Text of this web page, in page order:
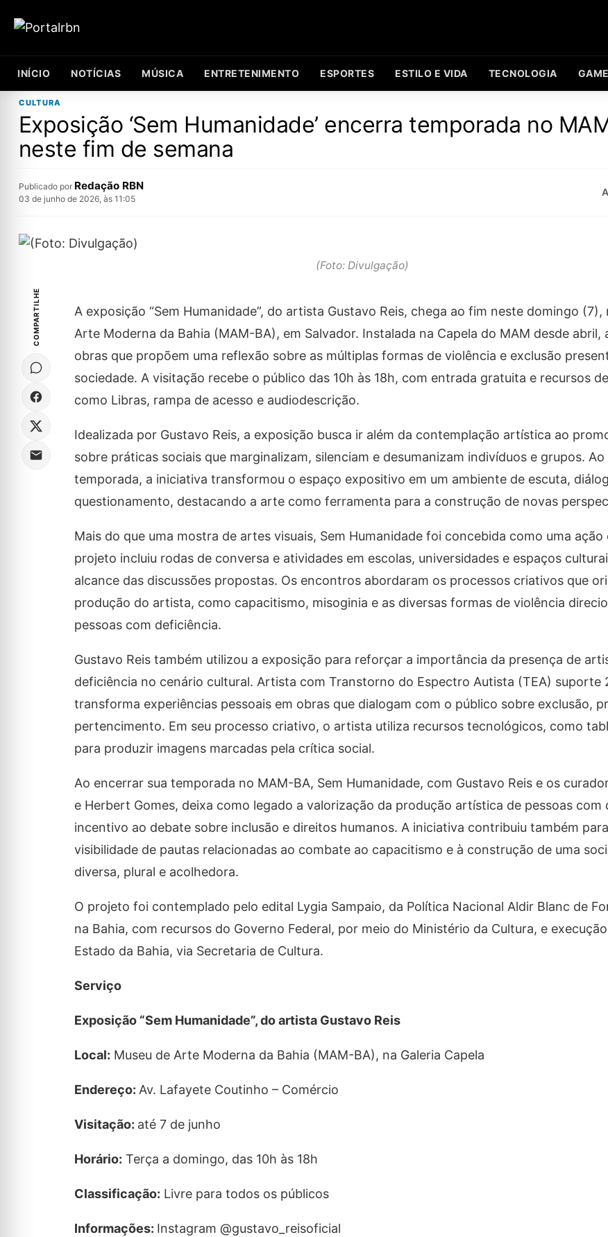
INÍCIO NOTÍCIAS MÚSICA ENTRETENIMENTO ESPORTES ESTILO E VIDA TECNOLOGIA
CULTURA
Exposição ‘Sem Humanidade’ encerra temporada no
neste fim de semana
Publicado por Redação RBN
03 de junho de 2026, às 11:05
(Foto: Divulgação)
COMPARTILHE
A exposição “Sem Humanidade”, do artista Gustavo Reis, chega ao fim neste domingo (7),
Arte Moderna da Bahia (MAM-BA), em Salvador. Instalada na Capela do MAM desde abril,
obras que propõem uma reflexão sobre as múltiplas formas de violência e exclusão
sociedade. A visitação recebe o público das 10h às 18h, com entrada gratuita e recursos
como Libras, rampa de acesso e audiodescrição.
Idealizada por Gustavo Reis, a exposição busca ir além da contemplação artística ao
sobre práticas sociais que marginalizam, silenciam e desumanizam indivíduos e grupos.
temporada, a iniciativa transformou o espaço expositivo em um ambiente de escuta,
questionamento, destacando a arte como ferramenta para a construção de novas
Mais do que uma mostra de artes visuais, Sem Humanidade foi concebida como uma ação
projeto incluiu rodas de conversa e atividades em escolas, universidades e espaços
alcance das discussões propostas. Os encontros abordaram os processos criativos que
produção do artista, como capacitismo, misoginia e as diversas formas de violência
pessoas com deficiência.
Gustavo Reis também utilizou a exposição para reforçar a importância da presença de
deficiência no cenário cultural. Artista com Transtorno do Espectro Autista (TEA) suporte
transforma experiências pessoais em obras que dialogam com o público sobre exclusão,
pertencimento. Em seu processo criativo, o artista utiliza recursos tecnológicos, como
para produzir imagens marcadas pela crítica social.
Ao encerrar sua temporada no MAM-BA, Sem Humanidade, com Gustavo Reis e os
e Herbert Gomes, deixa como legado a valorização da produção artística de pessoas com
incentivo ao debate sobre inclusão e direitos humanos. A iniciativa contribuiu também
visibilidade de pautas relacionadas ao combate ao capacitismo e à construção de uma
diversa, plural e acolhedora.
O projeto foi contemplado pelo edital Lygia Sampaio, da Política Nacional Aldir Blanc de
na Bahia, com recursos do Governo Federal, por meio do Ministério da Cultura, e
Estado da Bahia, via Secretaria de Cultura.
Serviço
Exposição “Sem Humanidade”, do artista Gustavo Reis
Local: Museu de Arte Moderna da Bahia (MAM-BA), na Galeria Capela
Endereço: Av. Lafayete Coutinho – Comércio
Visitação: até 7 de junho
Horário: Terça a domingo, das 10h às 18h
Classificação: Livre para todos os públicos
Informações: Instagram @gustavo_reisoficial